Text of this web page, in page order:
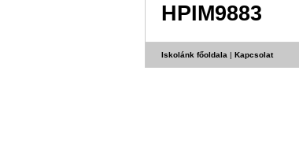
HPIM9883
Iskolánk főoldala | Kapcsolat